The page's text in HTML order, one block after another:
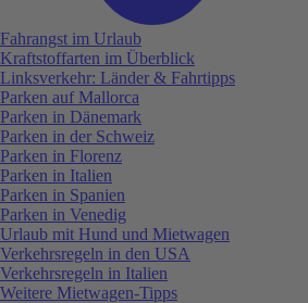
Fahrangst im Urlaub
Kraftstoffarten im Überblick
Linksverkehr: Länder & Fahrtipps
Parken auf Mallorca
Parken in Dänemark
Parken in der Schweiz
Parken in Florenz
Parken in Italien
Parken in Spanien
Parken in Venedig
Urlaub mit Hund und Mietwagen
Verkehrsregeln in den USA
Verkehrsregeln in Italien
Weitere Mietwagen-Tipps